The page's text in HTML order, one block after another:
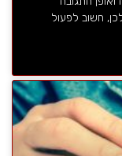
חשוב לפעול